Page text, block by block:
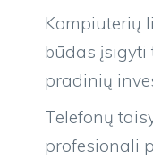
Kompiuterių
būdas įsigyti
pradinių
Telefonų
profesionali